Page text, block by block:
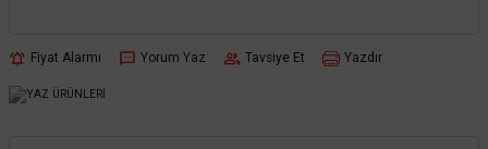
Fiyat Alarmı Yorum Yaz Tavsiye Et Yazdır